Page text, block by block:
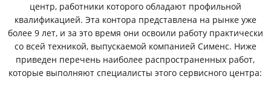
центр, работники которого обладают профильной
квалификацией. Эта контора представлена на рынке уже
более 9 лет, и за это время они освоили работу практически
со всей техникой, выпускаемой компанией Сименс. Ниже
приведен перечень наиболее распространенных работ,
которые выполняют специалисты этого сервисного центра: